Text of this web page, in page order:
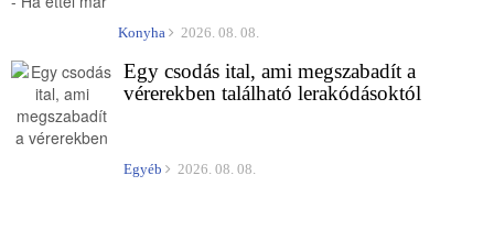
Konyha 2026. 08. 08.
Egy csodás ital, ami megszabadít a
vérerekben található lerakódásoktól
Egyéb 2026. 08. 08.